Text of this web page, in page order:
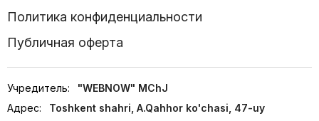
Политика конфиденциальности
Публичная оферта
Учредитель:
"WEBNOW" MChJ
Адрес:
Toshkent shahri, A.Qahhor ko'chasi, 47-uy